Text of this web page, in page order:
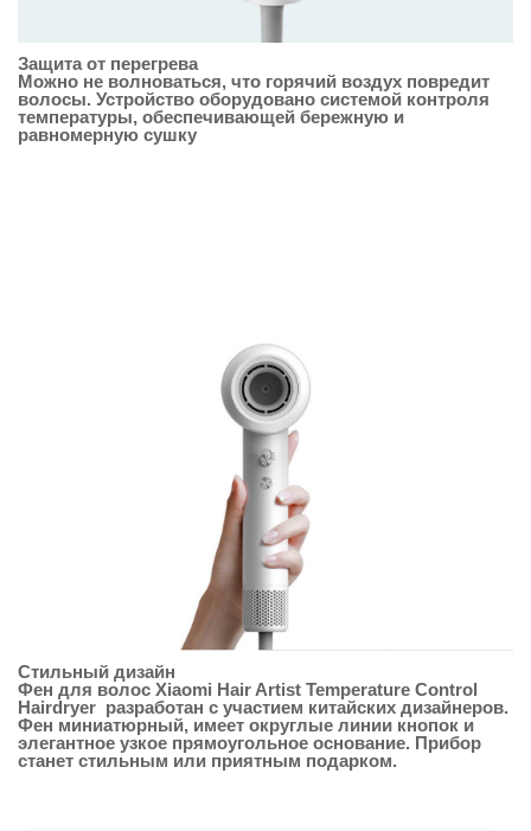
Защита от перегрева
Можно не волноваться, что горячий воздух повредит
волосы. Устройство оборудовано системой контроля
температуры, обеспечивающей бережную и
равномерную сушку
Стильный дизайн
Фен для волос Xiaomi Hair Artist Temperature Control
Hairdryer разработан с участием китайских дизайнеров.
Фен миниатюрный, имеет округлые линии кнопок и
элегантное узкое прямоугольное основание. Прибор
станет стильным или приятным подарком.